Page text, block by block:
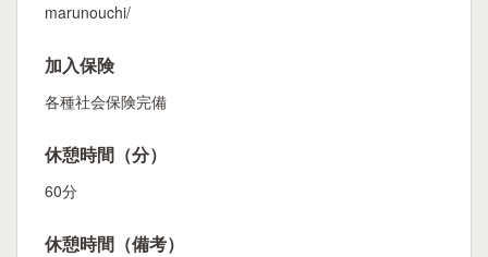
marunouchi/
加入保険
各種社会保険完備
休憩時間（分）
60分
休憩時間（備考）